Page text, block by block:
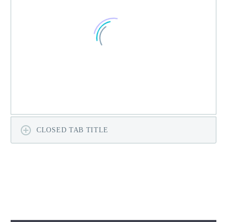
CLOSED TAB TITLE